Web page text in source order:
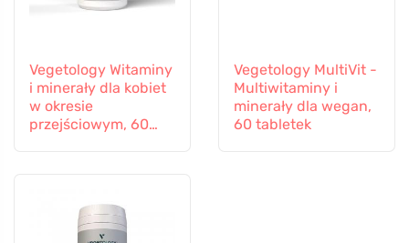
Vegetology Witaminy
i minerały dla kobiet
w okresie
przejściowym, 60
Vegetology MultiVit -
Multiwitaminy i
minerały dla wegan,
60 tabletek